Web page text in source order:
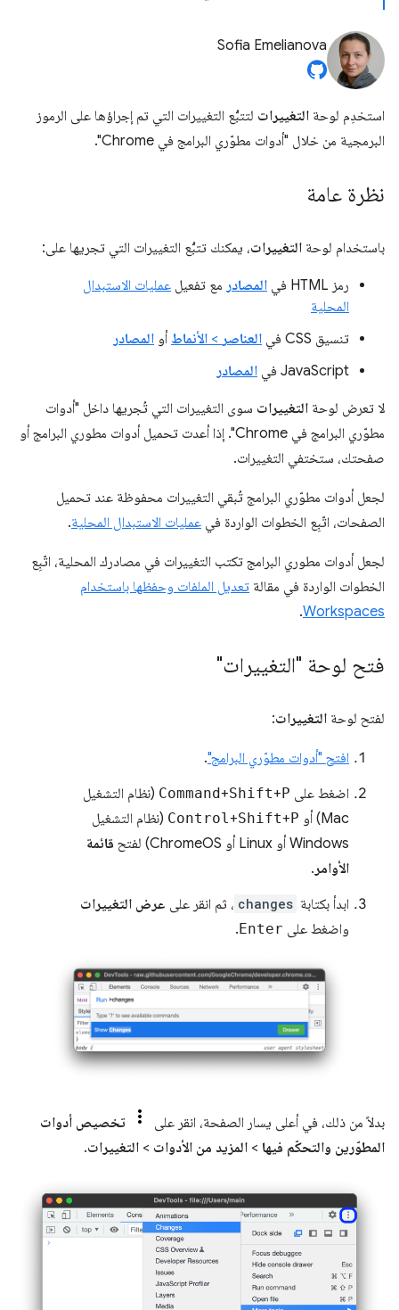
Sofia Emelianova
استخدِم لوحة التغييرات لتتبُّع التغييرات التي تم إجراؤها على الرموز
البرمجية من خلال "أدوات مطوّري البرامج في Chrome".
نظرة عامة
باستخدام لوحة التغييرات، يمكنك تتبُّع التغييرات التي تجريها على:
رمز HTML في المصادر مع تفعيل عمليات الاستبدال
المحلية
تنسيق CSS في
العناصر > الأنماط أو المصادر
JavaScript في
المصادر
لا تعرض لوحة التغييرات سوى التغييرات التي تُجريها داخل "أدوات
مطوّري البرامج في Chrome". إذا أعدت تحميل أدوات مطوري البرامج أو
صفحتك، ستختفي التغييرات.
لجعل أدوات مطوّري البرامج تُبقي التغييرات محفوظة عند تحميل
الصفحات، اتّبِع الخطوات الواردة في عمليات الاستبدال المحلية.
لجعل أدوات مطوري البرامج تكتب التغييرات في مصادرك المحلية، اتّبِع
الخطوات الواردة في مقالة تعديل الملفات وحفظها باستخدام
Workspaces
.
فتح لوحة "التغييرات"
لفتح لوحة التغييرات:
افتح "أدوات مطوّري البرامج".
اضغط على
Command+Shift+P
(نظام التشغيل
Mac) أو
Control+Shift+P
(نظام التشغيل
Windows أو Linux أو ChromeOS) لفتح
قائمة
الأوامر .
ابدأ بكتابة changes ، ثم انقر على عرض التغييرات
واضغط على Enter
.
بدلاً من ذلك، في أعلى يسار الصفحة، انقر على
تخصيص أدوات
المطوّرين والتحكّم فيها > المزيد من الأدوات > التغييرات.